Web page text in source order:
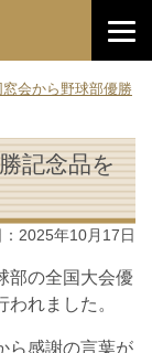
窓会から野球部優勝
記念品を
2025年10月17日
部の全国大会優
れました。
ら感謝の言葉が